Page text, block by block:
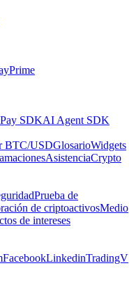
Prime
Pay SDKAI Agent SDK
BTC/USDGlosarioWidgets
AsistenciaCrypto
Prueba de
de criptoactivosMedio
de intereses
FacebookLinkedinTradingV